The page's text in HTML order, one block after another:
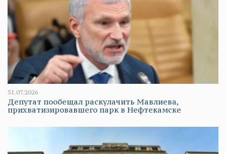
31.07.2026
Депутат пообещал раскулачить Мавлиева,
прихватизировавшего парк в Нефтекамске